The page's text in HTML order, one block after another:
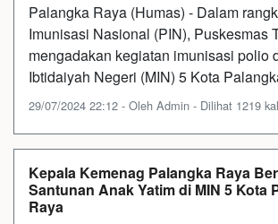
Palangka Raya (Humas) - Dalam
Imunisasi Nasional (PIN), Puskesmas
mengadakan kegiatan imunisasi polio
Ibtidaiyah Negeri (MIN) 5 Kota
29/07/2024 22:12 - Oleh Admin - Dilihat 1219
Kepala Kemenag Palangka Raya
Santunan Anak Yatim di MIN 5 Kota
Raya